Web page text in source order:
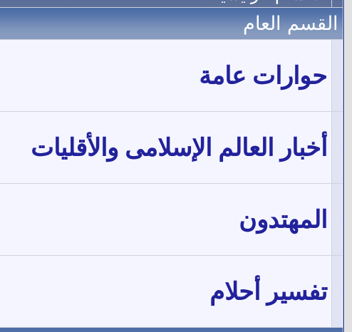
القسم العام
حوارات عامة
أخبار العالم الإسلامى والأقليات
المهتدون
تفسير أحلام